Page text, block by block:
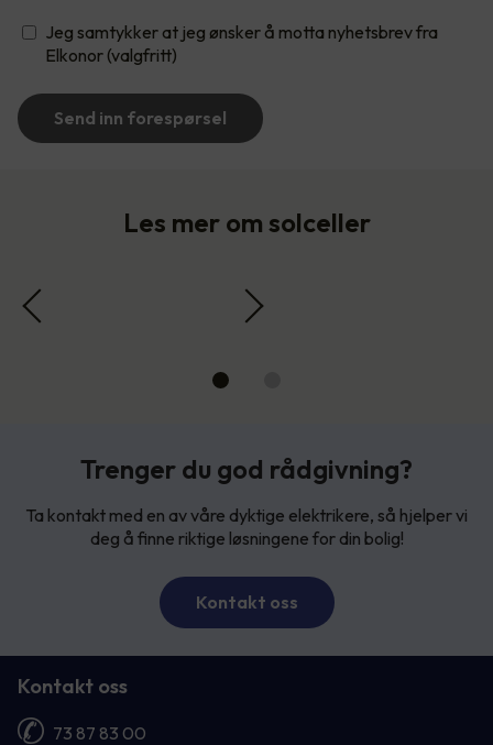
Jeg samtykker at jeg ønsker å motta nyhetsbrev fra
Elkonor (valgfritt)
Send inn forespørsel
Les mer om solceller
Trenger du god rådgivning?
Ta kontakt med en av våre dyktige elektrikere, så hjelper vi
deg å finne riktige løsningene for din bolig!
Kontakt oss
Kontakt oss
73 87 83 00